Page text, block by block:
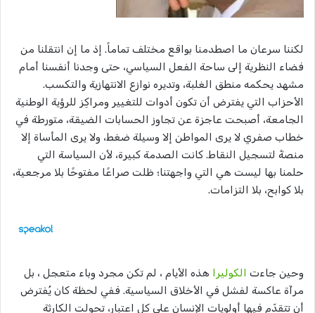
لكننا سرعان ما اصطدمنا بواقع مختلف تماماً. إذ ما إن انتقلنا من
فضاء النظرية إلى ساحة الفعل السياسي، حتى وجدنا أنفسنا أمام
مشهد يحكمه منطق الغلبة، وتديره نوازع الانتهازية والتكسب.
الأحزاب التي يفترض أن تكون أدوات للتغيير ومراكِز للرؤية الوطنية
الجامعة، أصبحت عاجزة عن تجاوز الحسابات الضيقة، متورطة في
خطاب صفري لا يرى المواطن إلا وسيلة ضغط، ولا يرى المأساة إلا
منصةً لتسجيل النقاط. كانت الصدمة كبيرة، لأن السياسة التي
حلمنا بها ليست هي التي واجهتنا؛ ظلت صراعًا مفتوحًا بلا مرجعية،
بلا كوابح، بلا التزامات.
وحين جاءت الكوليرا هذه الأيام ، لم تكن مجرد وباء متعجل ، بل
مرآة عاكسة لفشل في الأخلاق السياسية. ففي لحظة كان يُفترض
أن تتقدّم فيها أولويات الإنسان على كل اعتبار، تحولت الكارثة